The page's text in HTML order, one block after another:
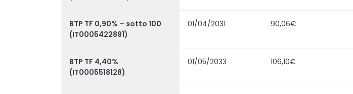
BTP TF 0,90% – sotto 100
(IT0005422891)
01/04/2031 90,06€
BTP TF 4,40%
(IT0005518128)
01/05/2033 106,10€